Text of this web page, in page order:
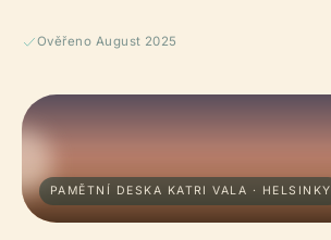
Ověřeno August 2025
PAMĚTNÍ DESKA KATRI VALA · HELSINKY